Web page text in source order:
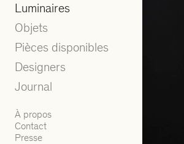
Luminaires
Objets
Pièces disponibles
Designers
Journal
À propos
Contact
Presse